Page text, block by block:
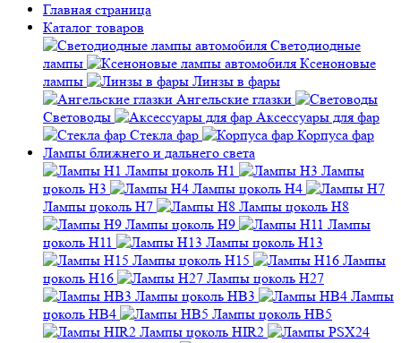
Главная страница
Каталог товаров
Светодиодные
лампы
Ксеноновые
лампы
Линзы в фары
Ангельские глазки
Световоды
Аксессуары для фар
Стекла фар
Корпуса фар
Лампы ближнего и дальнего света
Лампы цоколь H1
Лампы
цоколь H3
Лампы цоколь H4
Лампы цоколь H7
Лампы цоколь H8
Лампы цоколь H9
Лампы
цоколь H11
Лампы цоколь H13
Лампы цоколь H15
Лампы
цоколь H16
Лампы цоколь H27
Лампы цоколь HB3
Лампы
цоколь HB4
Лампы цоколь HB5
Лампы цоколь HIR2